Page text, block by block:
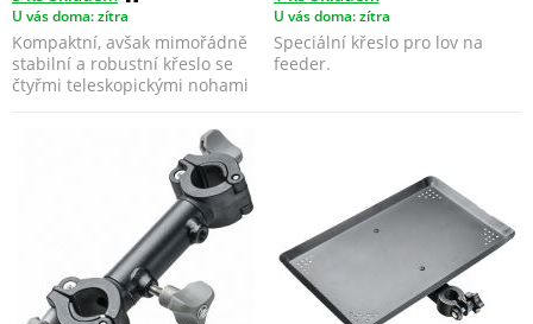
U vás doma: zítra
Kompaktní, avšak mimořádně
stabilní a robustní křeslo se
čtyřmi teleskopickými nohami
U vás doma: zítra
Speciální křeslo pro lov na
feeder.